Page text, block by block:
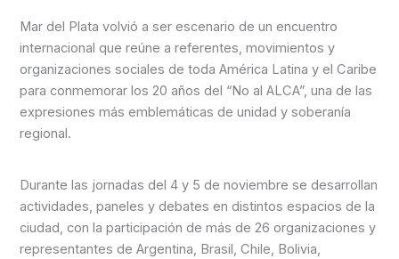
Mar del Plata volvió a ser escenario de un encuentro
internacional que reúne a referentes, movimientos y
organizaciones sociales de toda América Latina y el Caribe
para conmemorar los 20 años del “No al ALCA”, una de las
expresiones más emblemáticas de unidad y soberanía
regional.
Durante las jornadas del 4 y 5 de noviembre se desarrollan
actividades, paneles y debates en distintos espacios de la
ciudad, con la participación de más de 26 organizaciones y
representantes de Argentina, Brasil, Chile, Bolivia,